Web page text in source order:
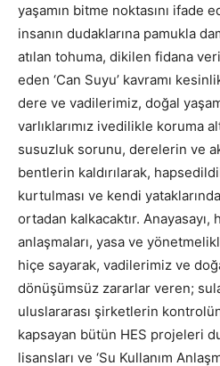
yaşamın bitme noktasını ifade
insanın dudaklarına pamukla
atılan tohuma, dikilen fidana
eden ‘Can Suyu’ kavramı
dere ve vadilerimiz, doğal
varlıklarımız ivedilikle koruma
susuzluk sorunu, derelerin ve
bentlerin kaldırılarak,
kurtulması ve kendi
ortadan kalkacaktır. Anayasayı,
anlaşmaları, yasa ve
hiçe sayarak, vadilerimiz ve
dönüşümsüz zararlar veren;
uluslararası şirketlerin
kapsayan bütün HES projeleri
lisansları ve ‘Su Kullanım